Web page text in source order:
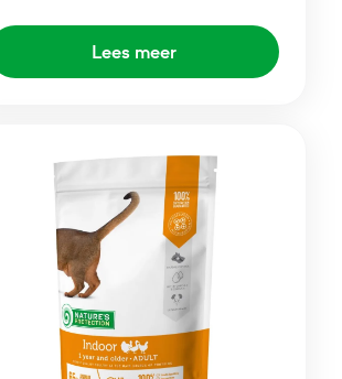
Lees meer